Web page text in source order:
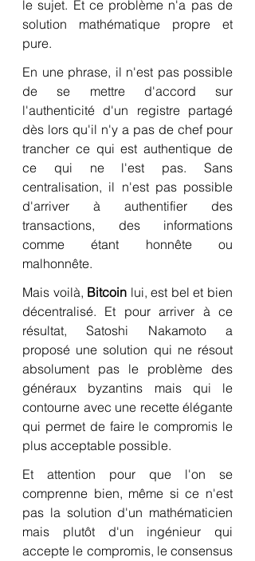
le sujet. Et ce problème n'a pas de
solution mathématique propre et
pure.
En une phrase, il n'est pas possible
de se mettre d'accord sur
l'authenticité d'un registre partagé
dès lors qu'il n'y a pas de chef pour
trancher ce qui est authentique de
ce qui ne l'est pas. Sans
centralisation, il n'est pas possible
d'arriver à authentifier des
transactions, des informations
comme étant honnête ou
malhonnête.
Mais voilà, Bitcoin lui, est bel et bien
décentralisé. Et pour arriver à ce
résultat, Satoshi Nakamoto a
proposé une solution qui ne résout
absolument pas le problème des
généraux byzantins mais qui le
contourne avec une recette élégante
qui permet de faire le compromis le
plus acceptable possible.
Et attention pour que l'on se
comprenne bien, même si ce n'est
pas la solution d'un mathématicien
mais plutôt d'un ingénieur qui
accepte le compromis, le consensus